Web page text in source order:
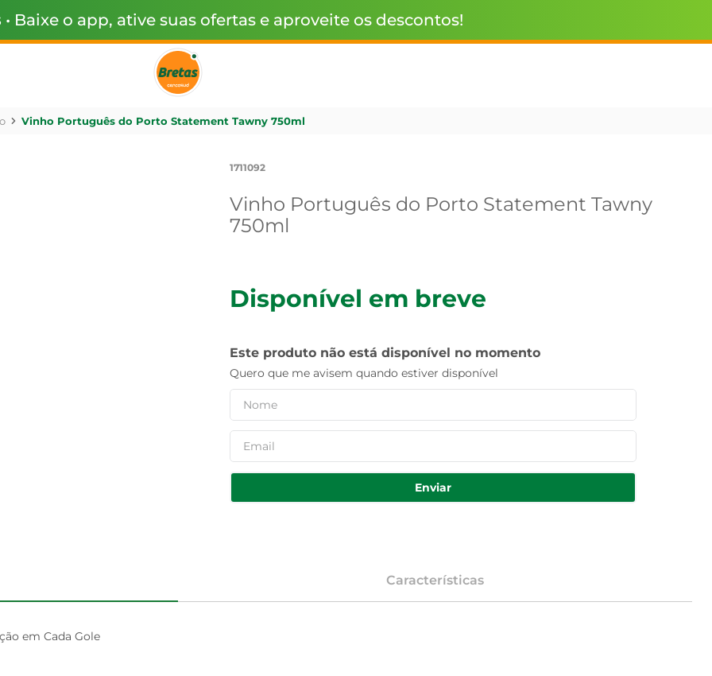
• Baixe o app, ative suas ofertas e aproveite os descontos!
Vinho Português do Porto Statement Tawny 750ml
1711092
Vinho Português do Porto Statement Tawny
750ml
Disponível em breve
Este produto não está disponível no momento
Quero que me avisem quando estiver disponível
Enviar
Características
em Cada Gole